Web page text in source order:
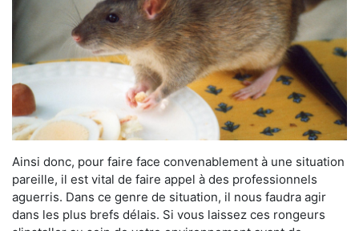
Ainsi donc, pour faire face convenablement à une situation
pareille, il est vital de faire appel à des professionnels
aguerris. Dans ce genre de situation, il nous faudra agir
dans les plus brefs délais. Si vous laissez ces rongeurs